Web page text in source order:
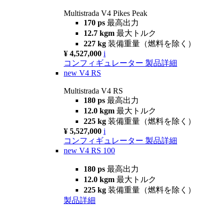
Multistrada V4 Pikes Peak
170 ps 最高出力
12.7 kgm 最大トルク
227 kg 装備重量（燃料を除く）
¥ 4,527,000 i
コンフィギュレーター 製品詳細
new V4 RS
Multistrada V4 RS
180 ps 最高出力
12.0 kgm 最大トルク
225 kg 装備重量（燃料を除く）
¥ 5,527,000 i
コンフィギュレーター 製品詳細
new V4 RS 100
180 ps 最高出力
12.0 kgm 最大トルク
225 kg 装備重量（燃料を除く）
製品詳細